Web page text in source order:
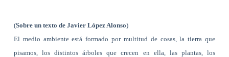
n
e
(Sobre un texto de Javier López Alonso)
El medio ambiente está formado por multitud de cosas, la tierra que
pisamos, los distintos árboles que crecen en ella, las plantas, los